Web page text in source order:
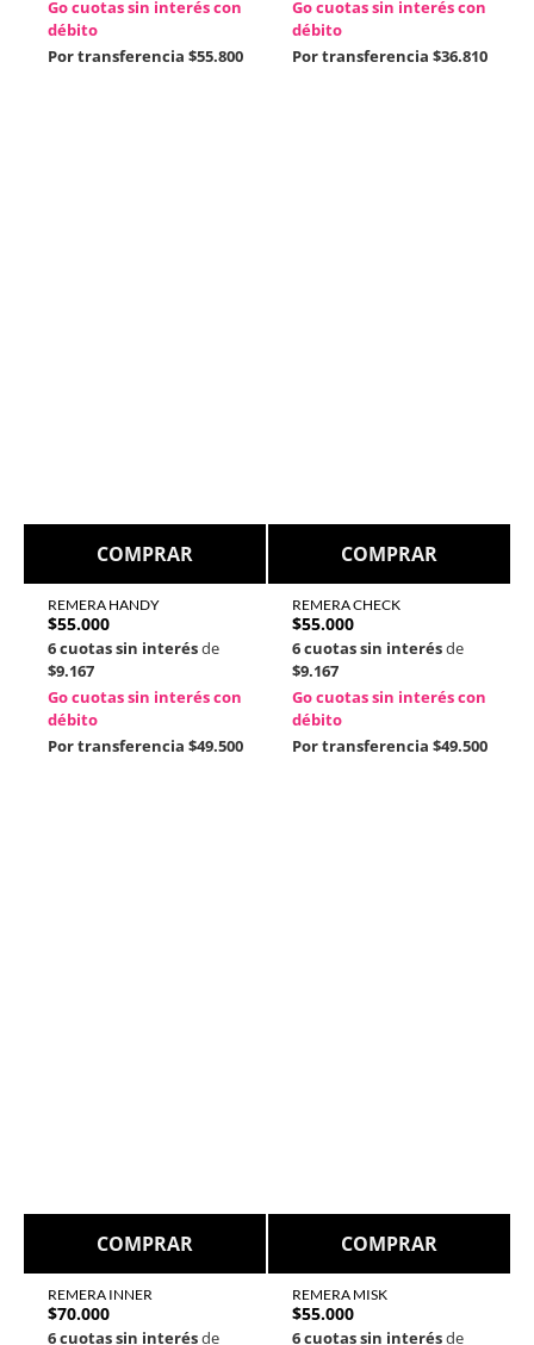
Go cuotas sin interés con
débito
Por transferencia $55.800
Go cuotas sin interés con
débito
Por transferencia $36.810
COMPRAR
REMERA HANDY
$55.000
6 cuotas sin interésde
$9.167
Go cuotas sin interés con
débito
Por transferencia $49.500
COMPRAR
REMERA CHECK
$55.000
6 cuotas sin interésde
$9.167
Go cuotas sin interés con
débito
Por transferencia $49.500
COMPRAR
REMERA INNER
$70.000
6 cuotas sin interésde
COMPRAR
REMERA MISK
$55.000
6 cuotas sin interésde